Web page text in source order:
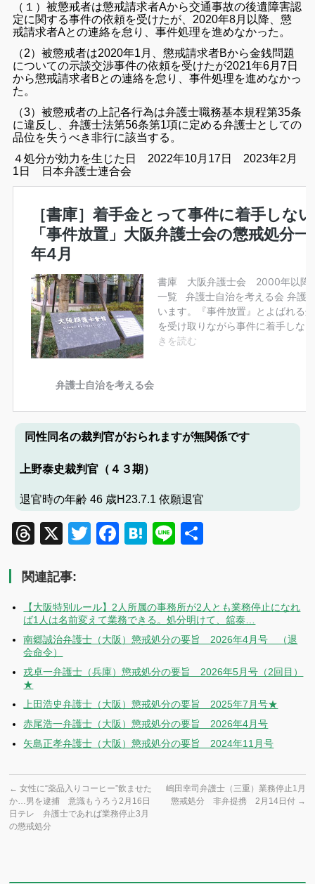
（１）被懲戒者は懲戒請求者Aから交通事故の後遺障害認
定に関する事件の依頼を受けたが、2020年8月以降、懲
戒請求者Aとの連絡を怠り、事件処理を進めなかった。
（2）被懲戒者は2020年1月、懲戒請求者Bから金銭問題
についての示談交渉事件の依頼を受けたが2021年6月7日
から懲戒請求者Bとの連絡を怠り、事件処理を進めなかっ
た。
（3）被懲戒者の上記各行為は弁護士職務基本規程第35条
に違反し、弁護士法第56条第1項に定める弁護士としての
品位を失うべき非行に該当する。
４処分が効力を生じた日 2022年10月17日
2023年2月
1日 日本弁護士連合会
同性同名の裁判官がおられますが無関係です
上野泰史裁判官（４３期）
退官時の年齢 46 歳H23.7.1 依願退官
Threads
X TwitterFacebook
Hatena
Line
関連記事:
【大阪特別ルール】2人所属の事務所が2人とも業務停止になれ
ば1人は名前変えて業務できる。処分明けて、舘泰…
南郷誠治弁護士（大阪）懲戒処分の要旨 2026年4月号 （退
会命令）
戎卓一弁護士（兵庫）懲戒処分の要旨 2026年5月号（2回目）
★
上田浩史弁護士（大阪）懲戒処分の要旨 2025年7月号★
赤尾浩一弁護士（大阪）懲戒処分の要旨 2026年4月号
矢島正孝弁護士（大阪）懲戒処分の要旨 2024年11月号
← 女性に“薬品入りコーヒー”飲ませた
か…男を逮捕 意識もうろう2月16日
日テレ 弁護士であれば業務停止3月
の懲戒処分
嶋田幸司弁護士（三重）業務停止1月
懲戒処分 非弁提携 2月14日付 →